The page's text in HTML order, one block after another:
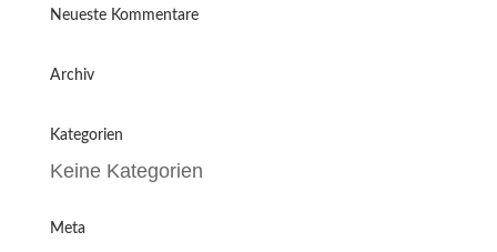
Neueste Kommentare
Archiv
Kategorien
Keine Kategorien
Meta